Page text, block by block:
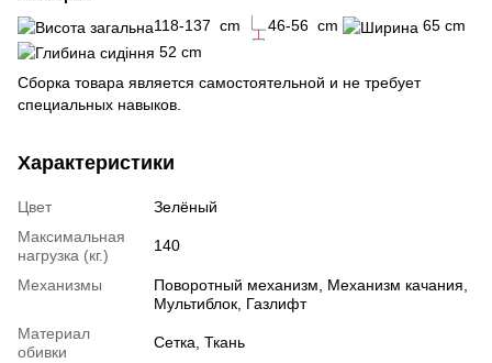
118-137 cm
46-56 cm
65 cm
52 cm
Сборка товара является самостоятельной и не требует
специальных навыков.
Характеристики
Цвет
Зелёный
Максимальная
нагрузка (кг.)
140
Механизмы
Поворотный механизм, Механизм качания,
Мультиблок, Газлифт
Материал
обивки
Сетка, Ткань